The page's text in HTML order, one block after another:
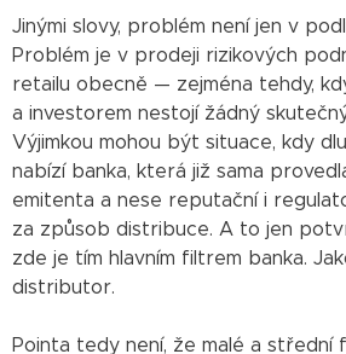
Jinými slovy, problém není jen v
Problém je v prodeji rizikových
retailu obecně — zejména tehdy,
a investorem nestojí žádný
Výjimkou mohou být situace, kdy
nabízí banka, která již sama
emitenta a nese reputační i
za způsob distribuce. A to jen
zde je tím hlavním filtrem banka.
distributor.
Pointa tedy není, že malé a střední